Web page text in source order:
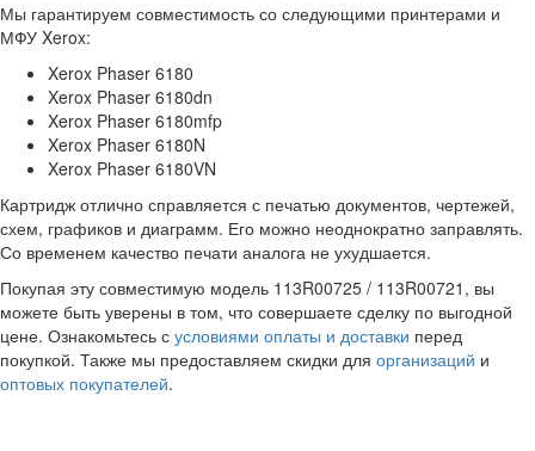
Мы гарантируем совместимость со следующими принтерами и
МФУ Xerox:
Xerox Phaser 6180
Xerox Phaser 6180dn
Xerox Phaser 6180mfp
Xerox Phaser 6180N
Xerox Phaser 6180VN
Картридж отлично справляется с печатью документов, чертежей,
схем, графиков и диаграмм. Его можно неоднократно заправлять.
Со временем качество печати аналога не ухудшается.
Покупая эту совместимую модель 113R00725 / 113R00721, вы
можете быть уверены в том, что совершаете сделку по выгодной
цене. Ознакомьтесь с условиями оплаты и доставки перед
покупкой. Также мы предоставляем скидки для организаций и
оптовых покупателей.